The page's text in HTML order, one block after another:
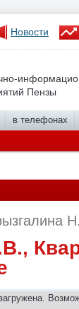
Новости
Пензы
в телефонах